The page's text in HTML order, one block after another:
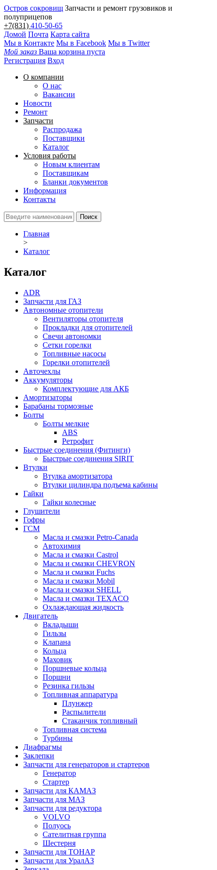
Остров сокровищ Запчасти и ремонт грузовиков и
полуприцепов
+7(831) 410-50-65
Домой Почта Карта сайта
Мы в Контакте Мы в Facebook Мы в Twitter
Мой заказ Ваша корзина пуста
Регистрация Вход
О компании
О нас
Вакансии
Новости
Ремонт
Запчасти
Распродажа
Поставщики
Каталог
Условия работы
Новым клиентам
Поставщикам
Бланки документов
Информация
Контакты
Главная
>
Каталог
Каталог
ADR
Запчасти для ГАЗ
Автономные отопители
Вентиляторы отопителя
Прокладки для отопителей
Свечи автономки
Сетки горелки
Топливные насосы
Горелки отопителей
Авточехлы
Аккумуляторы
Комплектующие для АКБ
Амортизаторы
Барабаны тормозные
Болты
Болты мелкие
ABS
Ретрофит
Быстрые соединения (Фитинги)
Быстрые соединения SIRIT
Втулки
Втулка амортизатора
Втулки цилиндра подъема кабины
Гайки
Гайки колесные
Глушители
Гофры
ГСМ
Масла и смазки Petro-Canada
Автохимия
Масла и смазки Castrol
Масла и смазки CHEVRON
Масла и смазки Fuchs
Масла и смазки Mobil
Масла и смазки SHELL
Масла и смазки TEXACO
Охлаждающая жидкость
Двигатель
Вкладыши
Гильзы
Клапана
Кольца
Маховик
Поршневые кольца
Поршни
Резинка гильзы
Топливная аппаратура
Плунжер
Распылители
Стаканчик топливный
Топливная система
Турбины
Диафрагмы
Заклепки
Запчасти для генераторов и стартеров
Генератор
Стартер
Запчасти для КАМАЗ
Запчасти для МАЗ
Запчасти для редуктора
VOLVO
Полуось
Сателитная группа
Шестерня
Запчасти для ТОНАР
Запчасти для УралАЗ